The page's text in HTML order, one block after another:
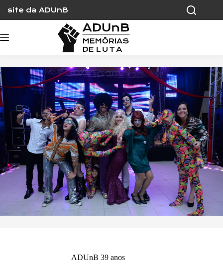
content
site da ADUnB
ADUnB 39 anos